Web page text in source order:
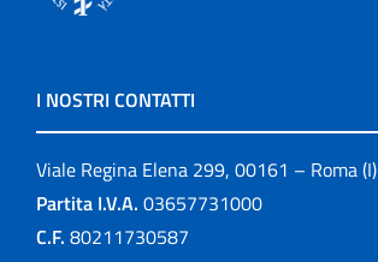
I NOSTRI CONTATTI
Viale Regina Elena 299, 00161 – Roma (I)
Partita I.V.A. 03657731000
C.F. 80211730587